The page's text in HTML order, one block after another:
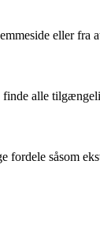
eller fra
alle
fordele såsom